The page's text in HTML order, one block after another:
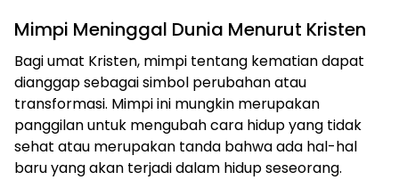
Mimpi Meninggal Dunia Menurut Kristen
Bagi umat Kristen, mimpi tentang kematian dapat
dianggap sebagai simbol perubahan atau
transformasi. Mimpi ini mungkin merupakan
panggilan untuk mengubah cara hidup yang tidak
sehat atau merupakan tanda bahwa ada hal-hal
baru yang akan terjadi dalam hidup seseorang.